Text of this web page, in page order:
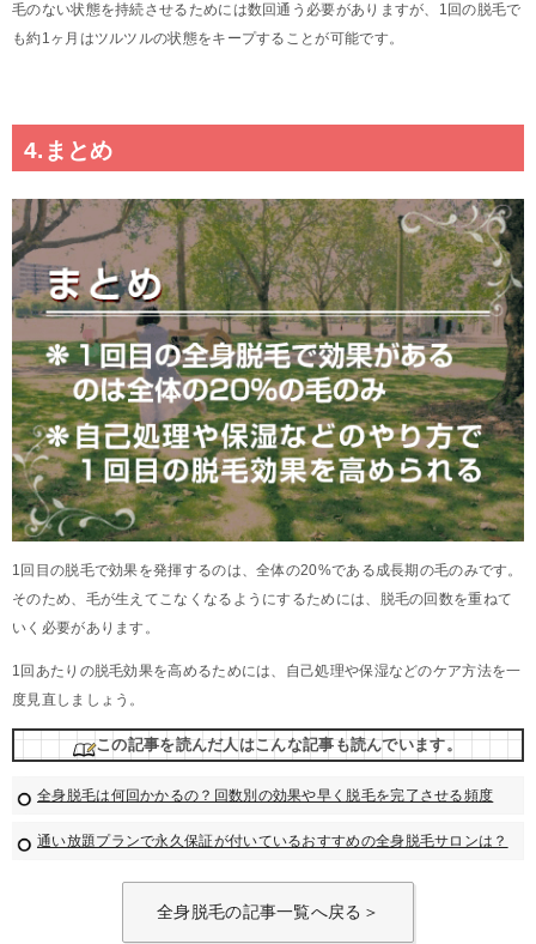
毛のない状態を持続させるためには数回通う必要がありますが、1回の脱毛で
も約1ヶ月はツルツルの状態をキープすることが可能です。
4.まとめ
1回目の脱毛で効果を発揮するのは、全体の20%である成長期の毛のみです。
そのため、毛が生えてこなくなるようにするためには、脱毛の回数を重ねて
いく必要があります。
1回あたりの脱毛効果を高めるためには、自己処理や保湿などのケア方法を一
度見直しましょう。
この記事を読んだ人はこんな記事も読んでいます。
全身脱毛は何回かかるの？回数別の効果や早く脱毛を完了させる頻度
通い放題プランで永久保証が付いているおすすめの全身脱毛サロンは？
全身脱毛の記事一覧へ戻る＞